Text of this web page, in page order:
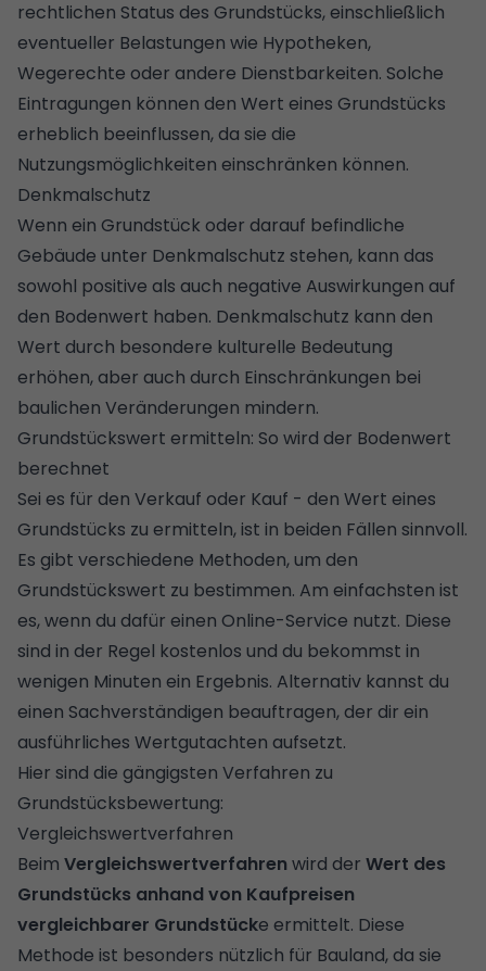
rechtlichen Status des Grundstücks, einschließlich
eventueller Belastungen wie Hypotheken,
Wegerechte oder andere Dienstbarkeiten. Solche
Eintragungen können den Wert eines Grundstücks
erheblich beeinflussen, da sie die
Nutzungsmöglichkeiten einschränken können.
Denkmalschutz
Wenn ein Grundstück oder darauf befindliche
Gebäude unter Denkmalschutz stehen, kann das
sowohl positive als auch negative Auswirkungen auf
den Bodenwert haben. Denkmalschutz kann den
Wert durch besondere kulturelle Bedeutung
erhöhen, aber auch durch Einschränkungen bei
baulichen Veränderungen mindern.
Grundstückswert ermitteln: So wird der Bodenwert
berechnet
Sei es für den Verkauf oder Kauf - den Wert eines
Grundstücks zu ermitteln, ist in beiden Fällen sinnvoll.
Es gibt verschiedene Methoden, um den
Grundstückswert zu bestimmen. Am einfachsten ist
es, wenn du dafür einen Online-Service nutzt. Diese
sind in der Regel kostenlos und du bekommst in
wenigen Minuten ein Ergebnis. Alternativ kannst du
einen Sachverständigen beauftragen, der dir ein
ausführliches Wertgutachten aufsetzt.
Hier sind die gängigsten Verfahren zu
Grundstücksbewertung:
Vergleichswertverfahren
Beim Vergleichswertverfahren wird der Wert des
Grundstücks anhand von Kaufpreisen
vergleichbarer Grundstücke ermittelt. Diese
Methode ist besonders nützlich für Bauland, da sie